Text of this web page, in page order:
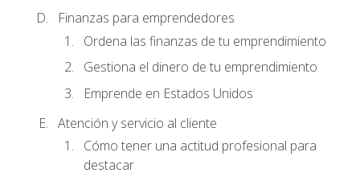
Finanzas para emprendedores
Ordena las finanzas de tu emprendimiento
Gestiona el dinero de tu emprendimiento
Emprende en Estados Unidos
Atención y servicio al cliente
Cómo tener una actitud profesional para
destacar